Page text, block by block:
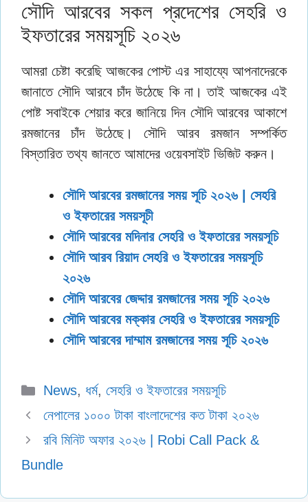
সৌদি আরবের সকল প্রদেশের সেহরি ও
ইফতারের সময়সূচি ২০২৬
আমরা চেষ্টা করেছি আজকের পোস্ট এর সাহায্যে আপনাদেরকে
জানাতে সৌদি আরবে চাঁদ উঠেছে কি না। তাই আজকের এই
পোষ্ট সবাইকে শেয়ার করে জানিয়ে দিন সৌদি আরবের আকাশে
রমজানের চাঁদ উঠেছে। সৌদি আরব রমজান সম্পর্কিত
বিস্তারিত তথ্য জানতে আমাদের ওয়েবসাইট ভিজিট করুন।
সৌদি আরবের রমজানের সময় সূচি ২০২৬ | সেহরি
ও ইফতারের সময়সূচী
সৌদি আরবের মদিনার সেহরি ও ইফতারের সময়সূচি
সৌদি আরব রিয়াদ সেহরি ও ইফতারের সময়সূচি
২০২৬
সৌদি আরবের জেদ্দার রমজানের সময় সূচি ২০২৬
সৌদি আরবের মক্কার সেহরি ও ইফতারের সময়সূচি
সৌদি আরবের দাম্মাম রমজানের সময় সূচি ২০২৬
Categories
News, ধর্ম, সেহরি ও ইফতারের সময়সূচি
নেপালের ১০০০ টাকা বাংলাদেশের কত টাকা ২০২৬
রবি মিনিট অফার ২০২৬ | Robi Call Pack &
Bundle